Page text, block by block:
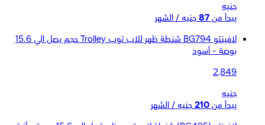
جنيه
يبدأ من 87 جنيه / الشهر
لافينتو BG794 شنطة ظهر للاب توب Trolley حجم يصل الي 15.6
بوصة - أسود
2,849
جنيه
يبدأ من 210 جنيه / الشهر